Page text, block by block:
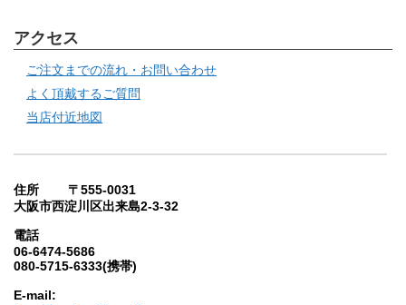
アクセス
ご注文までの流れ・お問い合わせ
よく頂戴するご質問
当店付近地図
住所 〒555-0031
大阪市西淀川区出来島2-3-32
電話
06-6474-5686
080-5715-6333(携帯)
E-mail: